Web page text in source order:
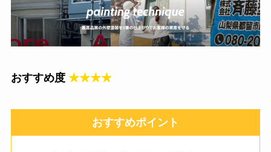
おすすめ度 ★★★★
おすすめポイント